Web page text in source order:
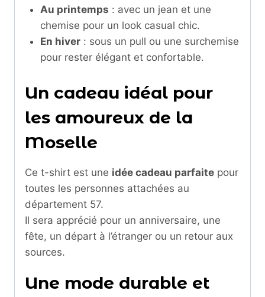
Au printemps : avec un jean et une
chemise pour un look casual chic.
En hiver: sous un pull ou une surchemise
pour rester élégant et confortable.
Un cadeau idéal pour
les amoureux de la
Moselle
Ce t-shirt est une idée cadeau parfaite pour
toutes les personnes attachées au
département 57.
Il sera apprécié pour un anniversaire, une
fête, un départ à l’étranger ou un retour aux
sources.
Une mode durable et